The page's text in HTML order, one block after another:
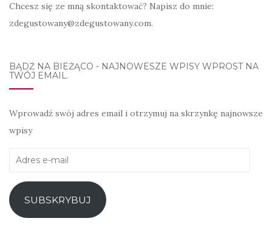
Chcesz się ze mną skontaktować? Napisz do mnie:
zdegustowany@zdegustowany.com.
BĄDŹ NA BIEŻĄCO - NAJNOWESZE WPISY WPROST NA
TWÓJ EMAIL.
Wprowadź swój adres email i otrzymuj na skrzynkę najnowsze
wpisy
Adres
mail
SUBSKRYBUJ